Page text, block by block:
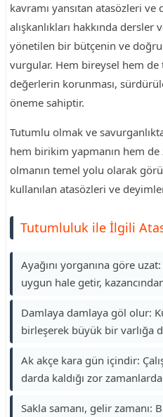
kavramı yansıtan atasözleri
alışkanlıkları hakkında dersler
yönetilen bir bütçenin ve doğru
vurgular. Hem bireysel hem
değerlerin korunması,
öneme sahiptir.
Tutumlu olmak ve
hem birikim yapmanın hem de
olmanın temel yolu olarak
kullanılan atasözleri ve
Tutumluluk ile İlgili
Ayağını yorganına göre
uygun hale getir,
Damlaya damlaya göl olur:
birleşerek büyük bir varlığa
Ak akçe kara gün içindir:
darda kaldığı zor
Sakla samanı, gelir zamanı: